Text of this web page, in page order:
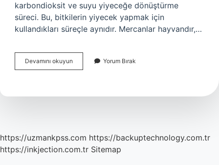
karbondioksit ve suyu yiyeceğe dönüştürme
süreci. Bu, bitkilerin yiyecek yapmak için
kullandıkları süreçle aynıdır. Mercanlar hayvandır,…
Devamını okuyun Mercanlar
Canlı
Yorum Bırak
https://uzmankpss.com https://backuptechnology.com.tr
https://inkjection.com.tr Sitemap